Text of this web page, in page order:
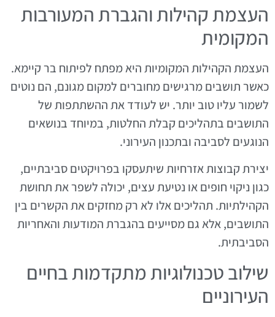
העצמת קהילות והגברת המעורבות
המקומית
העצמת הקהילות המקומיות היא מפתח לפיתוח בר קיימא.
כאשר תושבים מרגישים מחוברים למקום מגונם, הם נוטים
לשמור עליו טוב יותר. יש לעודד את ההשתתפות של
התושבים בתהליכים קבלת החלטות, במיוחד בנושאים
הנוגעים לסביבה ובתכנון העירוני.
יצירת קבוצות אזרחיות שיתעסקו בפרויקטים סביבתיים,
כגון ניקוי חופים או נטיעת עצים, יכולה לשפר את תחושת
הקהילתיות. תהליכים אלו לא רק מחזקים את הקשרים בין
התושבים, אלא גם מסייעים בהגברת המודעות והאחריות
הסביבתית.
שילוב טכנולוגיות מתקדמות בחיים
העירוניים